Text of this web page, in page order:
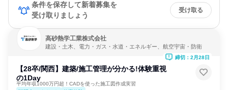
条件を保存して新着募集を
受け取りましょう
受け取る
高砂熱学工業株式会社
建設・土木、電力・ガス・水道・エネルギー、航空宇宙・防衛
【28卒/関西】建築/施工管理が分かる!体験重視
の1Day
平均年収1000万円超！CADを使った施工図作成実習
締切：2月28日